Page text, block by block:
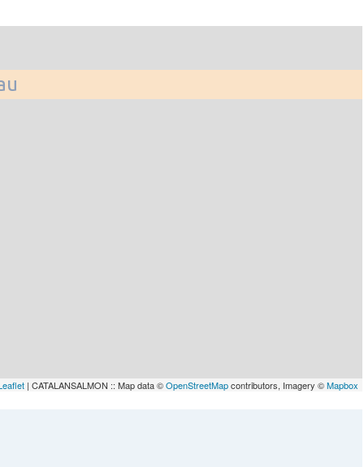
| CATALANSALMON :: Map data ©OpenStreetMapcontributors, Imagery ©Mapbox